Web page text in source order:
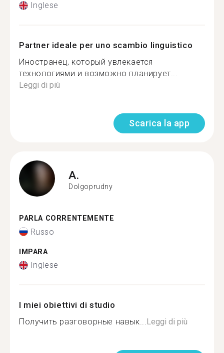
Inglese
Partner ideale per uno scambio linguistico
Иностранец, который увлекается
технологиями и возможно планирует...
Leggi di più
Scarica la app
A.
Dolgoprudny
PARLA CORRENTEMENTE
Russo
IMPARA
Inglese
I miei obiettivi di studio
Получить разговорные навык...Leggi di più